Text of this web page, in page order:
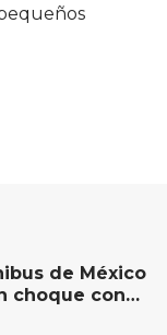
de México
choque con
del Río